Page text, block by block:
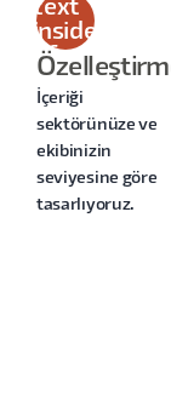
text
inside
of a
div
block.
İçeriği
sektörünüze ve
ekibinizin
seviyesine göre
tasarlıyoruz.